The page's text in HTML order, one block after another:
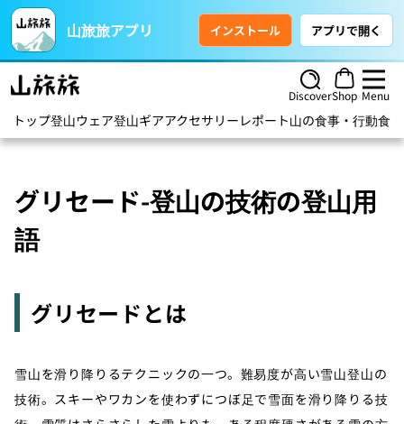
山旅旅アプリ インストール アプリで開く
DiscoverShop Menu
トップ登山ウェア登山ギアアクセサリー レポート山の食事・行動食
グリセード-登山の技術の登山用
語
グリセードとは
雪山を滑り降りるテクニックの一つ。難易度が高い雪山登山の
技術。スキーやワカンを使わずにつぼ足で雪面を滑り降りる技